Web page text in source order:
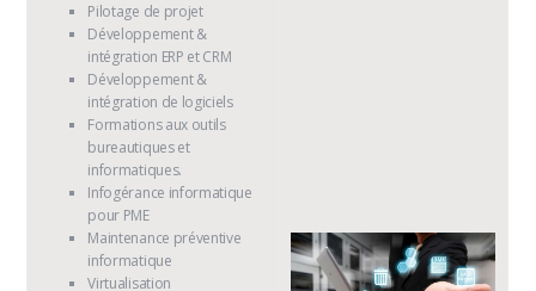
Pilotage de projet
Développement &
intégration ERP et CRM
Développement &
intégration de logiciels
Formations aux outils
bureautiques et
informatiques.
Infogérance informatique
pour PME
Maintenance préventive
informatique
Virtualisation